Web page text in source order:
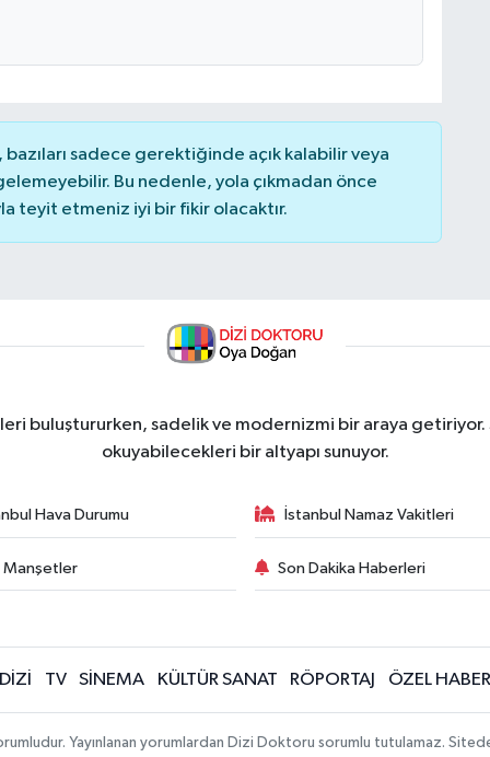
sadece gerektiğinde açık kalabilir veya
Bu nedenle, yola çıkmadan önce
teyit etmeniz iyi bir fikir olacaktır.
buluştururken, sadelik ve modernizmi bir araya getiriyor.
okuyabilecekleri bir altyapı sunuyor.
Hava Durumu İstanbul Namaz Vakitleri
Manşetler Son Dakika Haberleri
DİZİ TV SİNEMA KÜLTÜR SANAT RÖPORTAJ ÖZEL HABER
Yayınlanan yorumlardan Dizi Doktoru sorumlu tutulamaz.